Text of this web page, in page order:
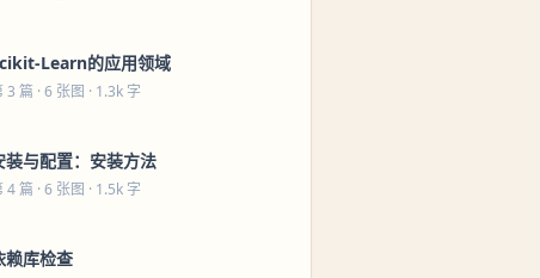
Learn的应用领域
3 篇 · 6 张图 · 1.3k 字
装与配置：安装方法
4 篇 · 6 张图 · 1.5k 字
赖库检查